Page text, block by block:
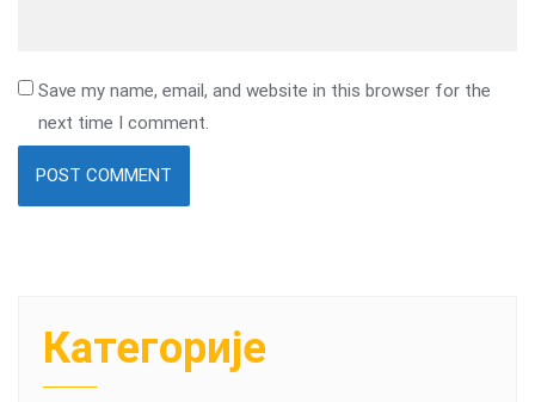
Save my name, email, and website in this browser for the
next time I comment.
Категорије